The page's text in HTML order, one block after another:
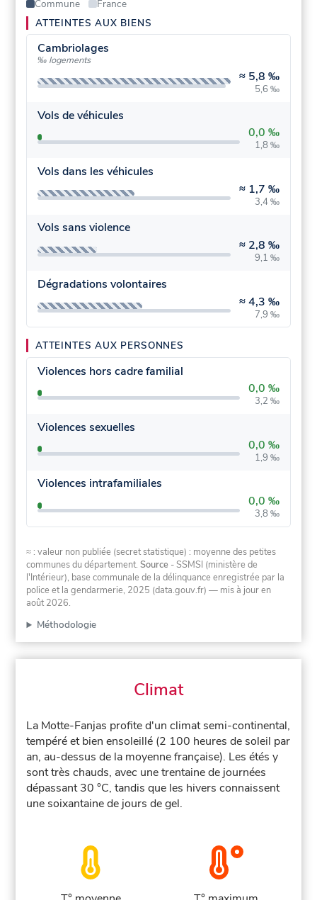
Commune
France
ATTEINTES AUX BIENS
Cambriolages
‰ logements
≈ 5,8 ‰
5,6 ‰
Vols de véhicules
0,0 ‰
1,8 ‰
Vols dans les véhicules
≈ 1,7 ‰
3,4 ‰
Vols sans violence
≈ 2,8 ‰
9,1 ‰
Dégradations volontaires
≈4,3 ‰
7,9 ‰
ATTEINTES AUX PERSONNES
Violences hors cadre familial
0,0 ‰
3,2 ‰
Violences sexuelles
0,0 ‰
1,9 ‰
Violences intrafamiliales
0,0 ‰
3,8 ‰
≈ : valeur non publiée (secret statistique) : moyenne des petites
communes du département.Source - SSMSI (ministère de
l'Intérieur), base communale de la délinquance enregistrée par la
police et la gendarmerie, 2025 (data.gouv.fr) — mis à jour en
août 2026.
Méthodologie
Climat
La Motte-Fanjas profite d'un climat semi-continental,
tempéré et bien ensoleillé (2 100 heures de soleil par
an, au-dessus de la moyenne française). Les étés y
sont très chauds, avec une trentaine de journées
dépassant 30 °C, tandis que les hivers connaissent
une soixantaine de jours de gel.